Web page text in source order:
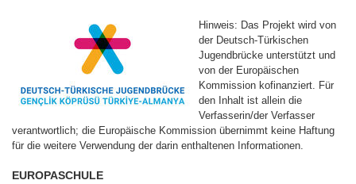
Hinweis: Das Projekt wird von
der Deutsch-Türkischen
Jugendbrücke unterstützt und
von der Europäischen
Kommission kofinanziert. Für
den Inhalt ist allein die
Verfasserin/der Verfasser
verantwortlich; die Europäische Kommission übernimmt keine Haftung
für die weitere Verwendung der darin enthaltenen Informationen.
EUROPASCHULE